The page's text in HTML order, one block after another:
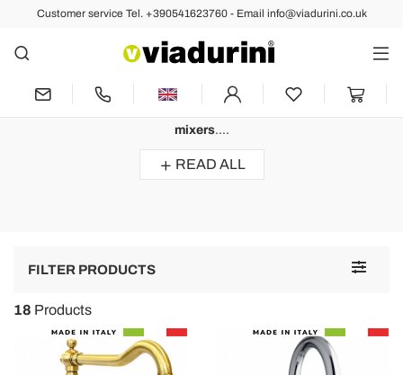
Customer service Tel. +390541623760 - Email info@viadurini.co.uk
Modern Design Kitchen Taps
Kitchen taps modern designentirely made with
high
mixers....
READ ALL
Toggle
FILTER PRODUCTS
18 Products